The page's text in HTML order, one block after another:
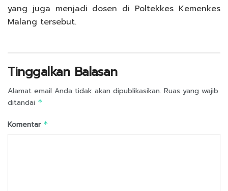
yang juga menjadi dosen di Poltekkes Kemenkes
Malang tersebut.
Tinggalkan Balasan
Alamat email Anda tidak akan dipublikasikan. Ruas yang wajib
ditandai *
Komentar *